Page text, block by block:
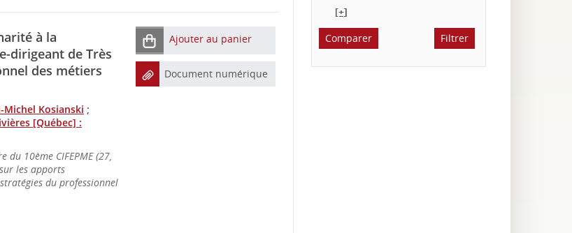
à la
dirigeant de Très
des métiers
Michel Kosianski ;
[Québec] :
du 10ème CIFEPME (27,
les apports
du professionnel
Ajouter au panier
Document numérique
[+]